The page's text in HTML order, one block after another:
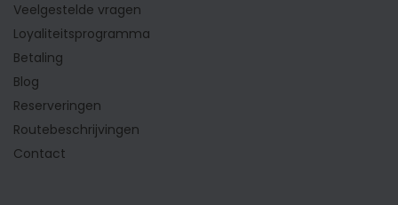
Veelgestelde vragen
Loyaliteitsprogramma
Betaling
Blog
Reserveringen
Routebeschrijvingen
Contact